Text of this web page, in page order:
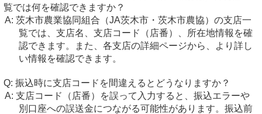
覧では何を確認できますか？
茨木市農業協同組合（JA茨木市・茨木市農協）の支店一
覧では、支店名、支店コード（店番）、所在地情報を確
認できます。また、各支店の詳細ページから、より詳し
い情報を確認できます。
振込時に支店コードを間違えるとどうなりますか？
支店コード（店番）を誤って入力すると、振込エラーや
別口座への誤送金につながる可能性があります。振込前